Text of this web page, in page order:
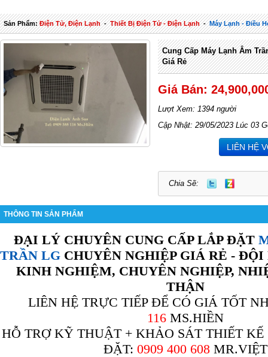
Sản Phẩm:Điện Tử, Điện Lạnh-Thiết Bị Điện Tử - Điện Lạnh-Máy Lạnh - Điều
Cung Cấp Máy Lạnh Âm
Giá Rẻ
Giá Bán:
Lượt Xem: 1394 người
Cập Nhật: 29/05/2023 Lúc 03
LIÊN HỆ
Chia Sẽ:
THÔNG TIN SẢN PHẨM
ĐẠI LÝ CHUYÊN CUNG CẤP LẮP ĐẶT
TRẦN LG CHUYÊN NGHIỆP GIÁ RẺ -
KINH NGHIỆM, CHUYÊN NGHIỆP,
THẬN
LIÊN HỆ TRỰC TIẾP ĐỂ CÓ GIÁ TỐT
116 MS.HIỀN
HỖ TRỢ KỸ THUẬT + KHẢO SÁT THIẾT KẾ
ĐẶT: 0909 400 608 MR.VIỆT